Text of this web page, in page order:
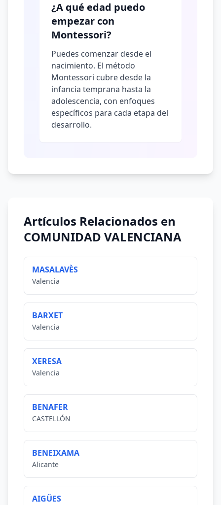
¿A qué edad puedo
empezar con
Montessori?
Puedes comenzar desde el
nacimiento. El método
Montessori cubre desde la
infancia temprana hasta la
adolescencia, con enfoques
específicos para cada etapa del
desarrollo.
Artículos Relacionados en
COMUNIDAD VALENCIANA
MASALAVÈS
Valencia
BARXET
Valencia
XERESA
Valencia
BENAFER
CASTELLÓN
BENEIXAMA
Alicante
AIGÜES